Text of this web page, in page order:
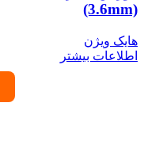
(3.6mm)
هایک ویژن
اطلاعات بیشتر